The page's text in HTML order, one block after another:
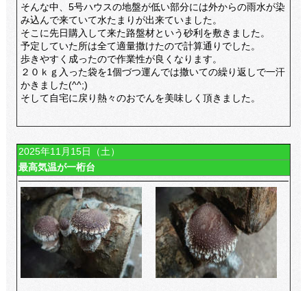
そんな中、5号ハウスの地盤が低い部分には外からの雨水が染
み込んで来ていて水たまりが出来ていました。
そこに先日購入して来た路盤材という砂利を敷きました。
予定していた所は全て適量撒けたので計算通りでした。
歩きやすく成ったので作業性が良くなります。
２０ｋｇ入った袋を1個づつ運んでは撒いての繰り返しで一汗
かきました(^^;)
そして自宅に戻り熱々のおでんを美味しく頂きました。
2025年11月15日（土）
最高気温が一桁台